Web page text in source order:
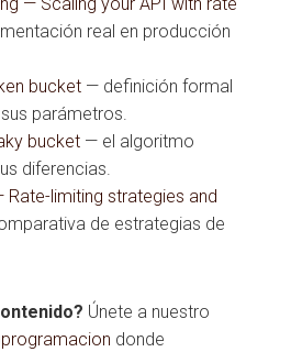
— Scaling your API with rate
real en producción
bucket — definición formal
parámetros.
bucket — el algoritmo
diferencias.
Rate-limiting strategies and
de estrategias de
Únete a nuestro
donde